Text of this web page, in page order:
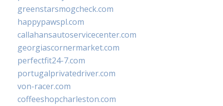
greenstarsmogcheck.com
happypawspl.com
callahansautoservicecenter.com
georgiascornermarket.com
perfectfit24-7.com
portugalprivatedriver.com
von-racer.com
coffeeshopcharleston.com